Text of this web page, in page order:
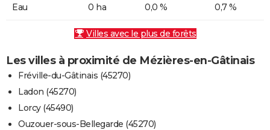
Eau 0 ha 0,0 % 0,7 %
Villes avec le plus de forêts
Les villes à proximité de Mézières-en-Gâtinais
Fréville-du-Gâtinais (45270)
Ladon (45270)
Lorcy (45490)
Ouzouer-sous-Bellegarde (45270)